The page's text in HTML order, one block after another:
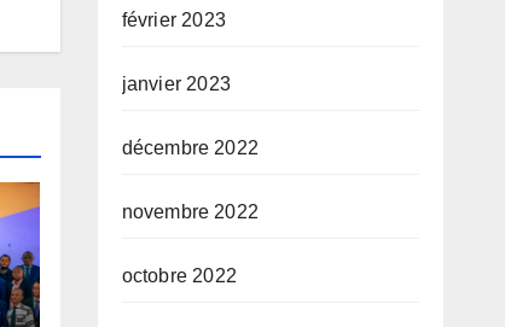
février 2023
janvier 2023
décembre 2022
novembre 2022
octobre 2022